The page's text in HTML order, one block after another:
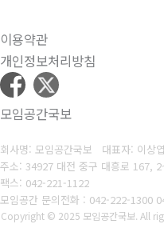
이용약관
개인정보처리방침
모임공간국보
회사명: 모임공간국보 대표자: 이상
주소: 34927 대전 중구 대흥로 167,
팩스: 042-221-1122
모임공간 문의전화 : 042-222-1300
Copyright © 2025 모임공간국보. All